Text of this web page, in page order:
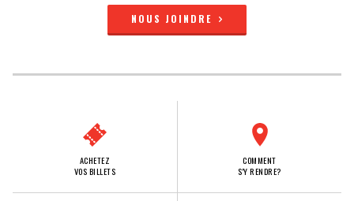
NOUS JOINDRE
ACHETEZ
VOS BILLETS
COMMENT
S'Y RENDRE?